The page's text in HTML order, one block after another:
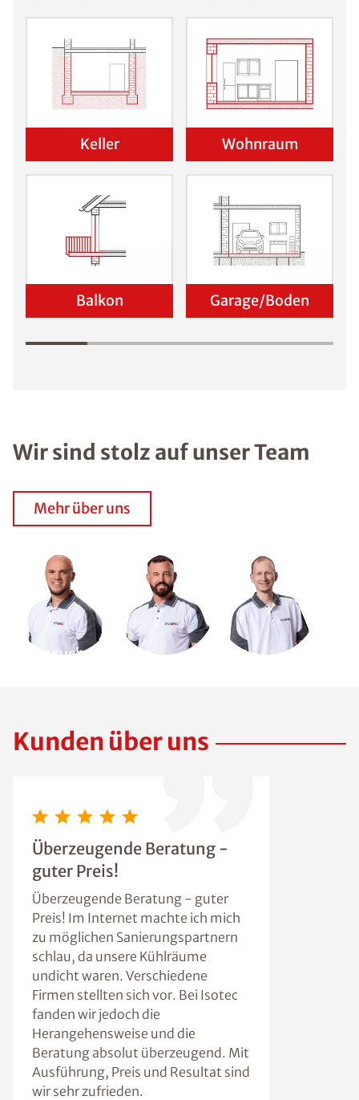
Keller Wohnraum
Balkon Garage/Boden
Wir sind stolz auf unser Team
Mehr über uns
Wir suchen
Kunden über uns
Überzeugende Beratung -
guter Preis!
Überzeugende Beratung - guter
Preis! Im Internet machte ich mich
zu möglichen Sanierungspartnern
schlau, da unsere Kühlräume
undicht waren. Verschiedene
Firmen stellten sich vor. Bei Isotec
fanden wir jedoch die
Herangehensweise und die
Beratung absolut überzeugend. Mit
Ausführung, Preis und Resultat sind
wir sehr zufrieden.